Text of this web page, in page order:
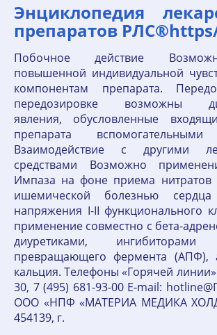
Энциклопедия
препаратов
Побочное действие
повышенной индивидуальной
компонентам препарата.
передозировке возможны
явления, обусловленные
препарата вспомогательными
Взаимодействие с другими
средствами Возможно
Импаза на фоне приема нитратов
ишемической болезнью сердца
напряжения I-II функционального
применение совместно с бета-
диуретиками, ингибиторами
превращающего фермента (АПФ),
кальция. Телефоны «Горячей
30, 7 (495) 681-93-00 E-mail:
ООО «НПФ «МАТЕРИА МЕДИКА
454139, г.